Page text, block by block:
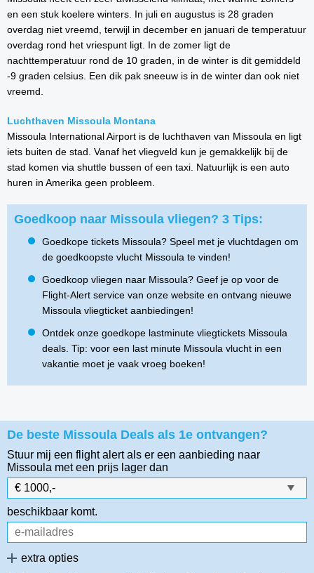
en een stuk koelere winters. In juli en augustus is 28 graden
overdag niet vreemd, terwijl in december en januari de temperatuur
overdag rond het vriespunt ligt. In de zomer ligt de
nachttemperatuur rond de 10 graden, in de winter is dit gemiddeld
-9 graden celsius. Een dik pak sneeuw is in de winter dan ook niet
vreemd.
Luchthaven Missoula Montana
Missoula International Airport is de luchthaven van Missoula en ligt
iets buiten de stad. Vanaf het vliegveld kun je gemakkelijk bij de
stad komen via shuttle bussen of een taxi. Natuurlijk is een auto
huren in Amerika geen probleem.
Goedkoop naar Missoula vliegen? 3 Tips:
Goedkope tickets Missoula? Speel met je vluchtdagen om
de goedkoopste vlucht Missoula te vinden!
Goedkoop vliegen naar Missoula? Geef je op voor de
Flight-Alert service van onze website en ontvang nieuwe
Missoula vliegticket aanbiedingen!
Ontdek onze goedkope lastminute vliegtickets Missoula
deals. Tip: voor een last minute Missoula vlucht in een
vakantie moet je vaak vroeg boeken!
De beste Missoula Deals als 1e ontvangen?
Stuur mij een flight alert als er een aanbieding naar
Missoula met een prijs lager dan
beschikbaar komt.
extra opties